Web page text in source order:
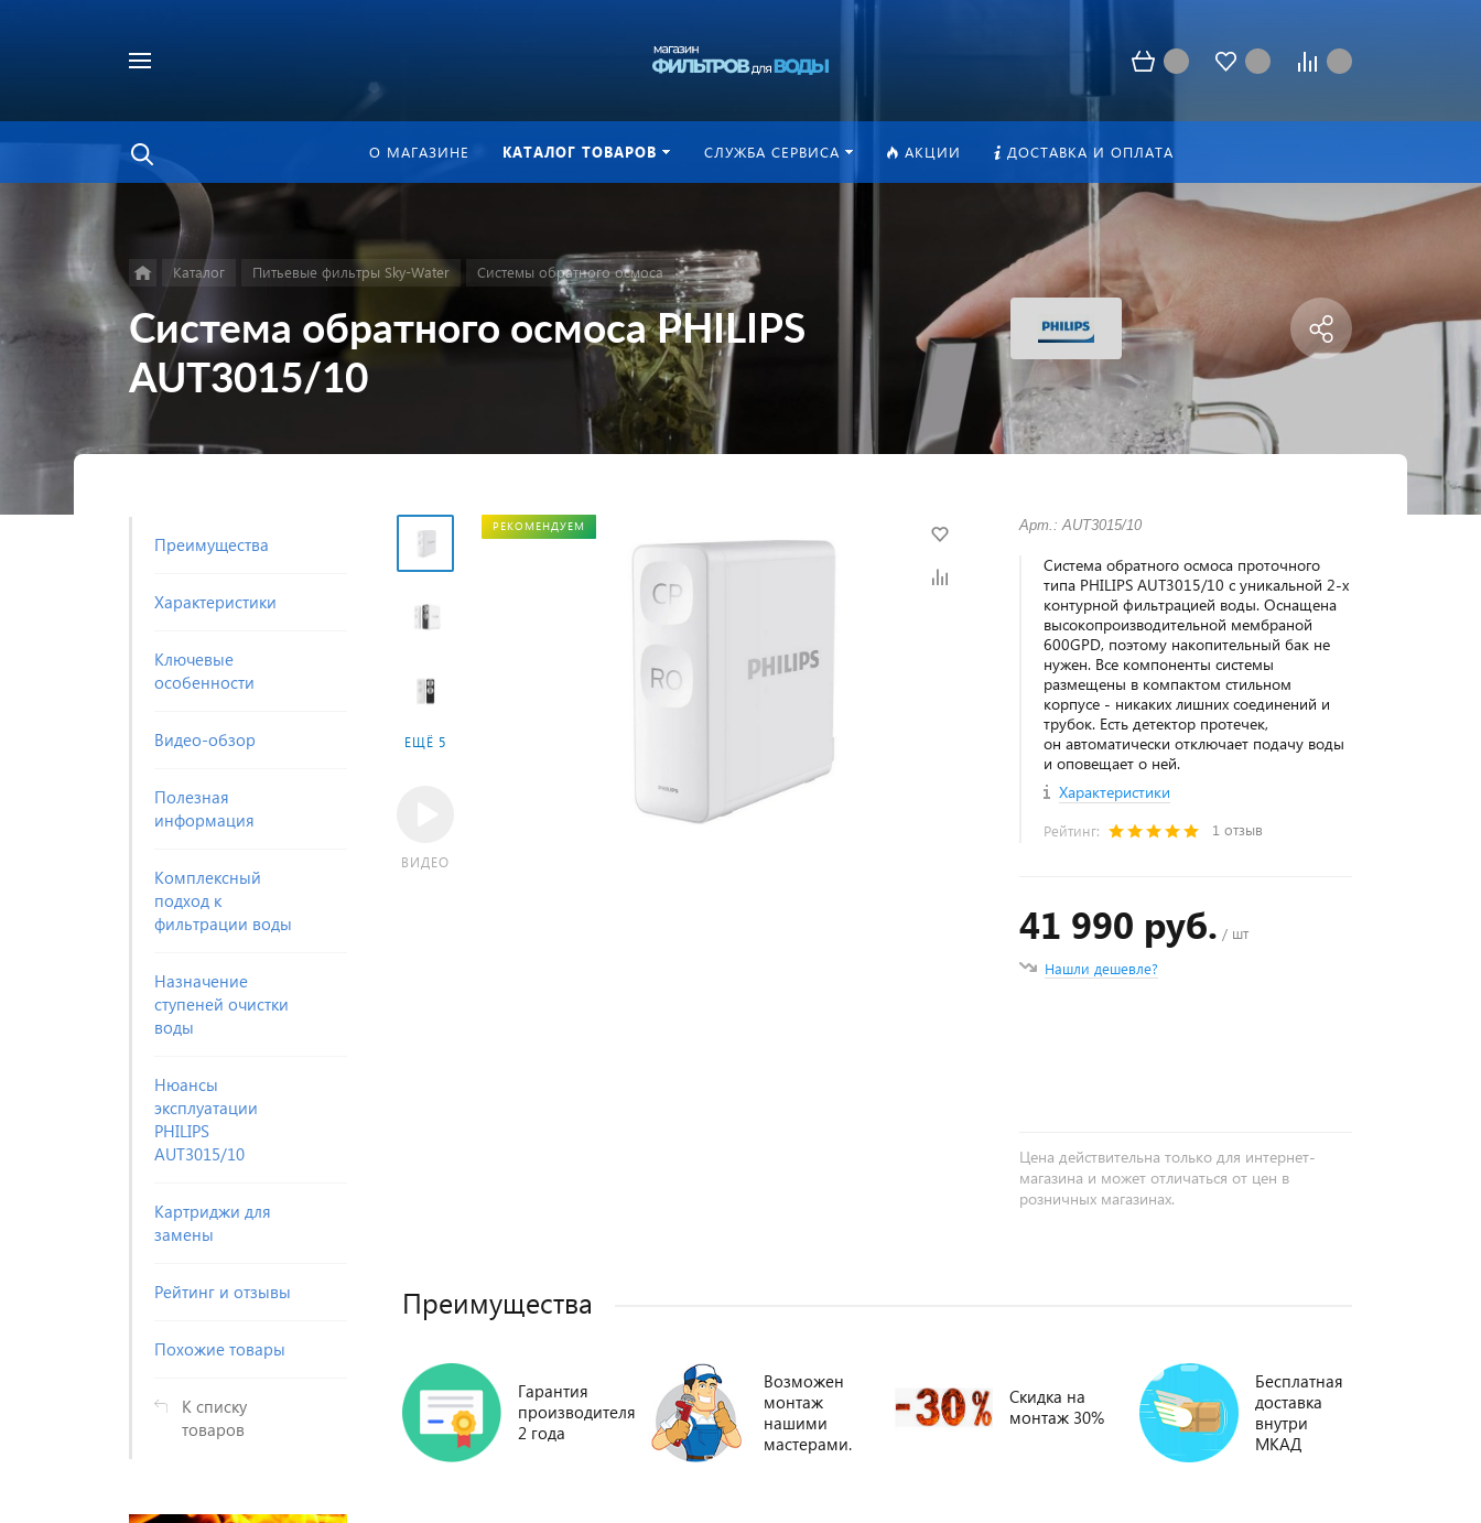
О МАГАЗИНЕ КАТАЛОГ ТОВАРОВ СЛУЖБА СЕРВИСА АКЦИИ ДОСТАВКА И ОПЛАТА
Каталог Питьевые фильтры Sky-Water Системы обратного осмоса
Система обратного осмоса PHILIPS
AUT3015/10
Преимущества
Характеристики
Ключевые
особенности
Видео-обзор
Полезная
информация
Комплексный
подход к
фильтрации воды
Назначение
ступеней очистки
воды
Нюансы
эксплуатации
PHILIPS
AUT3015/10
Картриджи для
замены
Рейтинг и отзывы
Похожие товары
К списку
товаров
ЕЩЁ 5
ВИДЕО
РЕКОМЕНДУЕМ Арт.: AUT3015/10
Система обратного осмоса проточного
типа PHILIPS AUT3015/10 с уникальной 2-х
контурной фильтрацией воды. Оснащена
высокопроизводительной мембраной
600GPD, поэтому накопительный бак не
нужен. Все компоненты системы
размещены в компактом стильном
корпусе - никаких лишних соединений и
трубок. Есть детектор протечек,
он автоматически отключает подачу воды
и оповещает о ней.
Характеристики
Рейтинг: 1 отзыв
41 990 руб. / шт
Нашли дешевле?
Цена действительна только для интернет-
магазина и может отличаться от цен в
розничных магазинах.
Преимущества
Гарантия
производителя
2 года
Возможен
монтаж
нашими
мастерами.
Скидка на
монтаж 30%
Бесплатная
доставка
внутри
МКАД